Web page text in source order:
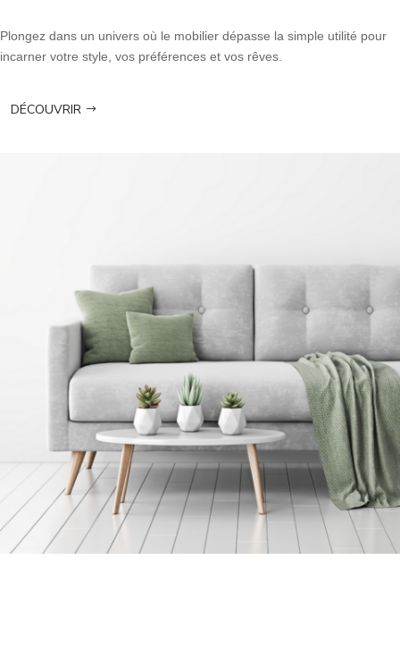
Plongez dans un univers où le mobilier dépasse la simple utilité pour
incarner votre style, vos préférences et vos rêves.
DÉCOUVRIR